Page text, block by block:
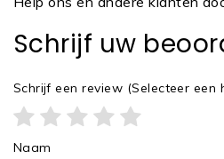
Schrijf uw
Schrijf een review (Selecteer een
Naam